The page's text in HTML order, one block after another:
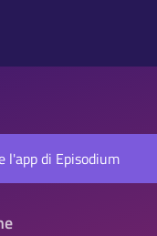
l'app di Episodium